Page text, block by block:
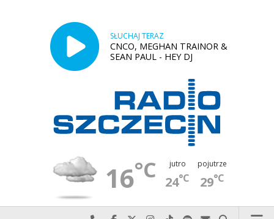
SŁUCHAJ TERAZ
CNCO, MEGHAN TRAINOR &
SEAN PAUL - HEY DJ
16°C jutro
24°C
pojutrze
29°C